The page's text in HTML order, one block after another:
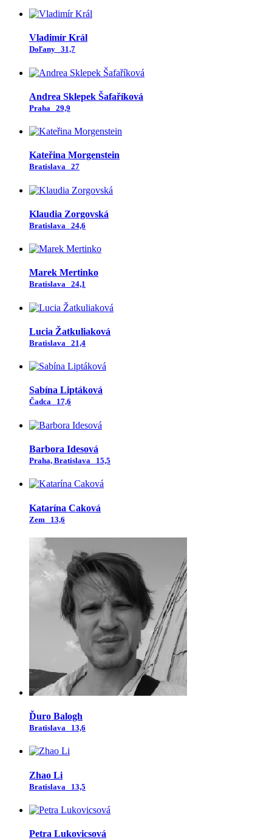
Vladimír Král
Doľany 31,7
Andrea Sklepek Šafaříková
Praha 29,9
Kateřina Morgenstein
Bratislava 27
Klaudia Zorgovská
Bratislava 24,6
Marek Mertinko
Bratislava 24,1
Lucia Žatkuliaková
Bratislava 21,4
Sabína Liptáková
Čadca 17,6
Barbora Idesová
Praha, Bratislava 15,5
Katarína Caková
Zem 13,6
Ďuro Balogh
Bratislava 13,6
Zhao Li
Bratislava 13,5
Petra Lukovicsová